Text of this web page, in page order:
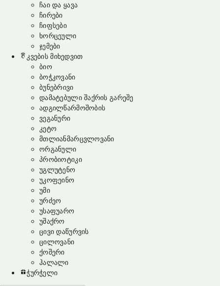
ჩაი და ყავა
ჩირები
ჩიფსები
ხორცეული
ჯემები
კვების მიხედვით
ბიო
ბოჭკოვანი
ბუნებრივი
დამატებული შაქრის გარეშე
ადგილწარმოშობის
ვეგანური
კეტო
მთლიანმარცვლოვანი
ორგანული
პრობიოტიკი
უგლუტენო
უკოფეინო
უმი
ურძეო
უსაფუარო
უშაქრო
ცივი დაწურვის
ცილოვანი
ქოშერი
ჰალალი
ჭურჭელი